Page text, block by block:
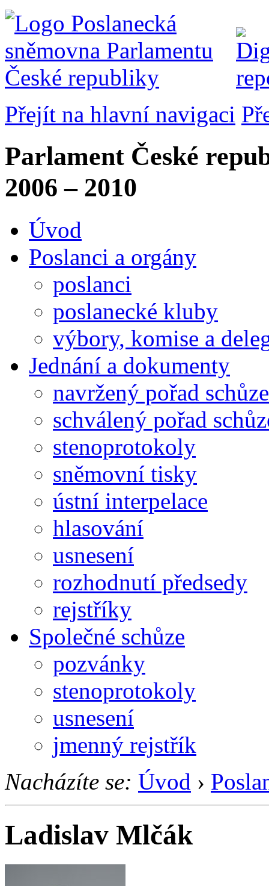
Přejít na hlavní navigaci
Parlament České
2006 – 2010
Úvod
Poslanci a orgány
poslanci
poslanecké kluby
výbory, komise a
Jednání a dokumenty
navržený pořad schůze
schválený pořad
stenoprotokoly
sněmovní tisky
ústní interpelace
hlasování
usnesení
rozhodnutí předsedy
rejstříky
Společné schůze
pozvánky
stenoprotokoly
usnesení
jmenný rejstřík
Nacházíte se: Úvod ›
Ladislav Mlčák